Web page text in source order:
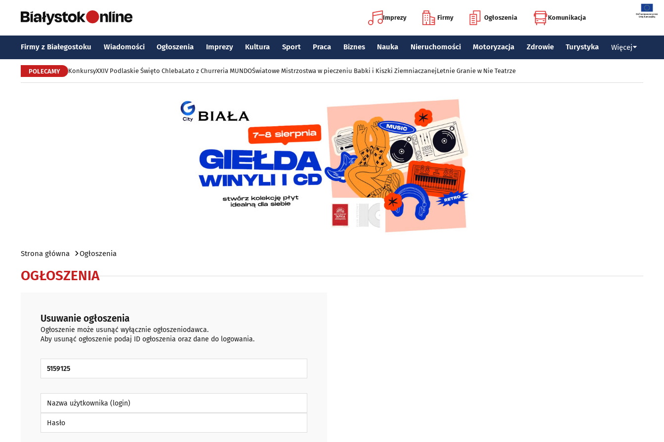
Imprezy Firmy Ogłoszenia Komunikacja
Firmy z Białegostoku Wiadomości Ogłoszenia Imprezy Kultura Sport Praca Biznes Nauka Nieruchomości Motoryzacja Zdrowie Turystyka Więcej
POLECAMY KonkursyXXIV Podlaskie Święto ChlebaLato z Churreria MUNDOŚwiatowe Mistrzostwa w pieczeniu Babki i Kiszki ZiemniaczanejLetnie Granie w Nie Teatrze
Strona główna Ogłoszenia
OGŁOSZENIA
Usuwanie ogłoszenia
Ogłoszenie może usunąć wyłącznie ogłoszeniodawca.
Aby usunąć ogłoszenie podaj ID ogłoszenia oraz dane do logowania.